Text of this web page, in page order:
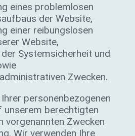
eines problemlosen
der Website,
einer reibungslosen
Website,
Systemsicherheit und
Zwecken.
personenbezogenen
unserem berechtigten
vorgenannten Zwecken
Wir verwenden Ihre